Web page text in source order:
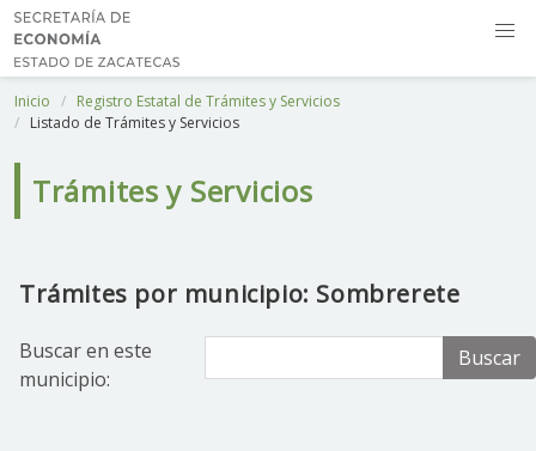
Inicio
Registro Estatal de Trámites y Servicios
Listado de Trámites y Servicios
Trámites y Servicios
Trámites por municipio: Sombrerete
Buscar en este
municipio:
Buscar